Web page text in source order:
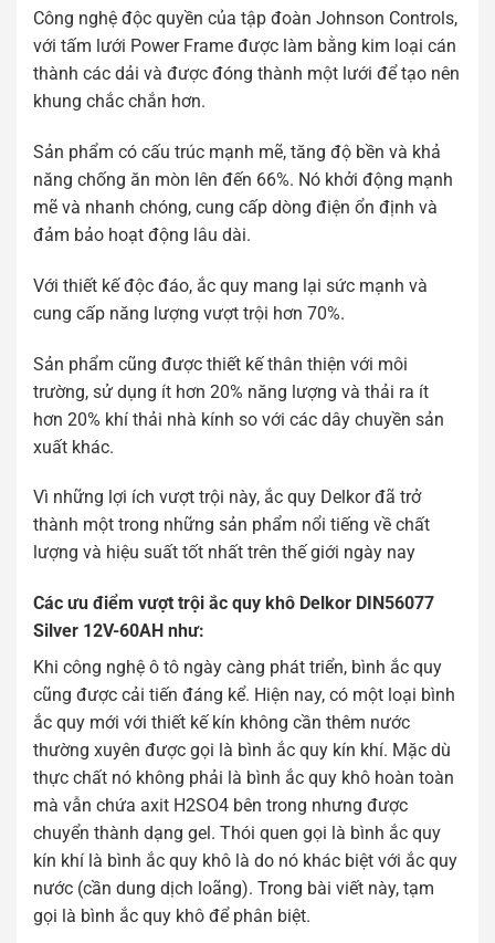
Công nghệ độc quyền của tập đoàn Johnson Controls,
với tấm lưới Power Frame được làm bằng kim loại cán
thành các dải và được đóng thành một lưới để tạo nên
khung chắc chắn hơn.
Sản phẩm có cấu trúc mạnh mẽ, tăng độ bền và khả
năng chống ăn mòn lên đến 66%. Nó khởi động mạnh
mẽ và nhanh chóng, cung cấp dòng điện ổn định và
đảm bảo hoạt động lâu dài.
Với thiết kế độc đáo, ắc quy mang lại sức mạnh và
cung cấp năng lượng vượt trội hơn 70%.
Sản phẩm cũng được thiết kế thân thiện với môi
trường, sử dụng ít hơn 20% năng lượng và thải ra ít
hơn 20% khí thải nhà kính so với các dây chuyền sản
xuất khác.
Vì những lợi ích vượt trội này, ắc quy Delkor đã trở
thành một trong những sản phẩm nổi tiếng về chất
lượng và hiệu suất tốt nhất trên thế giới ngày nay
Các ưu điểm vượt trội ắc quy khô Delkor DIN56077
Silver 12V-60AH như:
Khi công nghệ ô tô ngày càng phát triển, bình ắc quy
cũng được cải tiến đáng kể. Hiện nay, có một loại bình
ắc quy mới với thiết kế kín không cần thêm nước
thường xuyên được gọi là bình ắc quy kín khí. Mặc dù
thực chất nó không phải là bình ắc quy khô hoàn toàn
mà vẫn chứa axit H2SO4 bên trong nhưng được
chuyển thành dạng gel. Thói quen gọi là bình ắc quy
kín khí là bình ắc quy khô là do nó khác biệt với ắc quy
nước (cần dung dịch loãng). Trong bài viết này, tạm
gọi là bình ắc quy khô để phân biệt.